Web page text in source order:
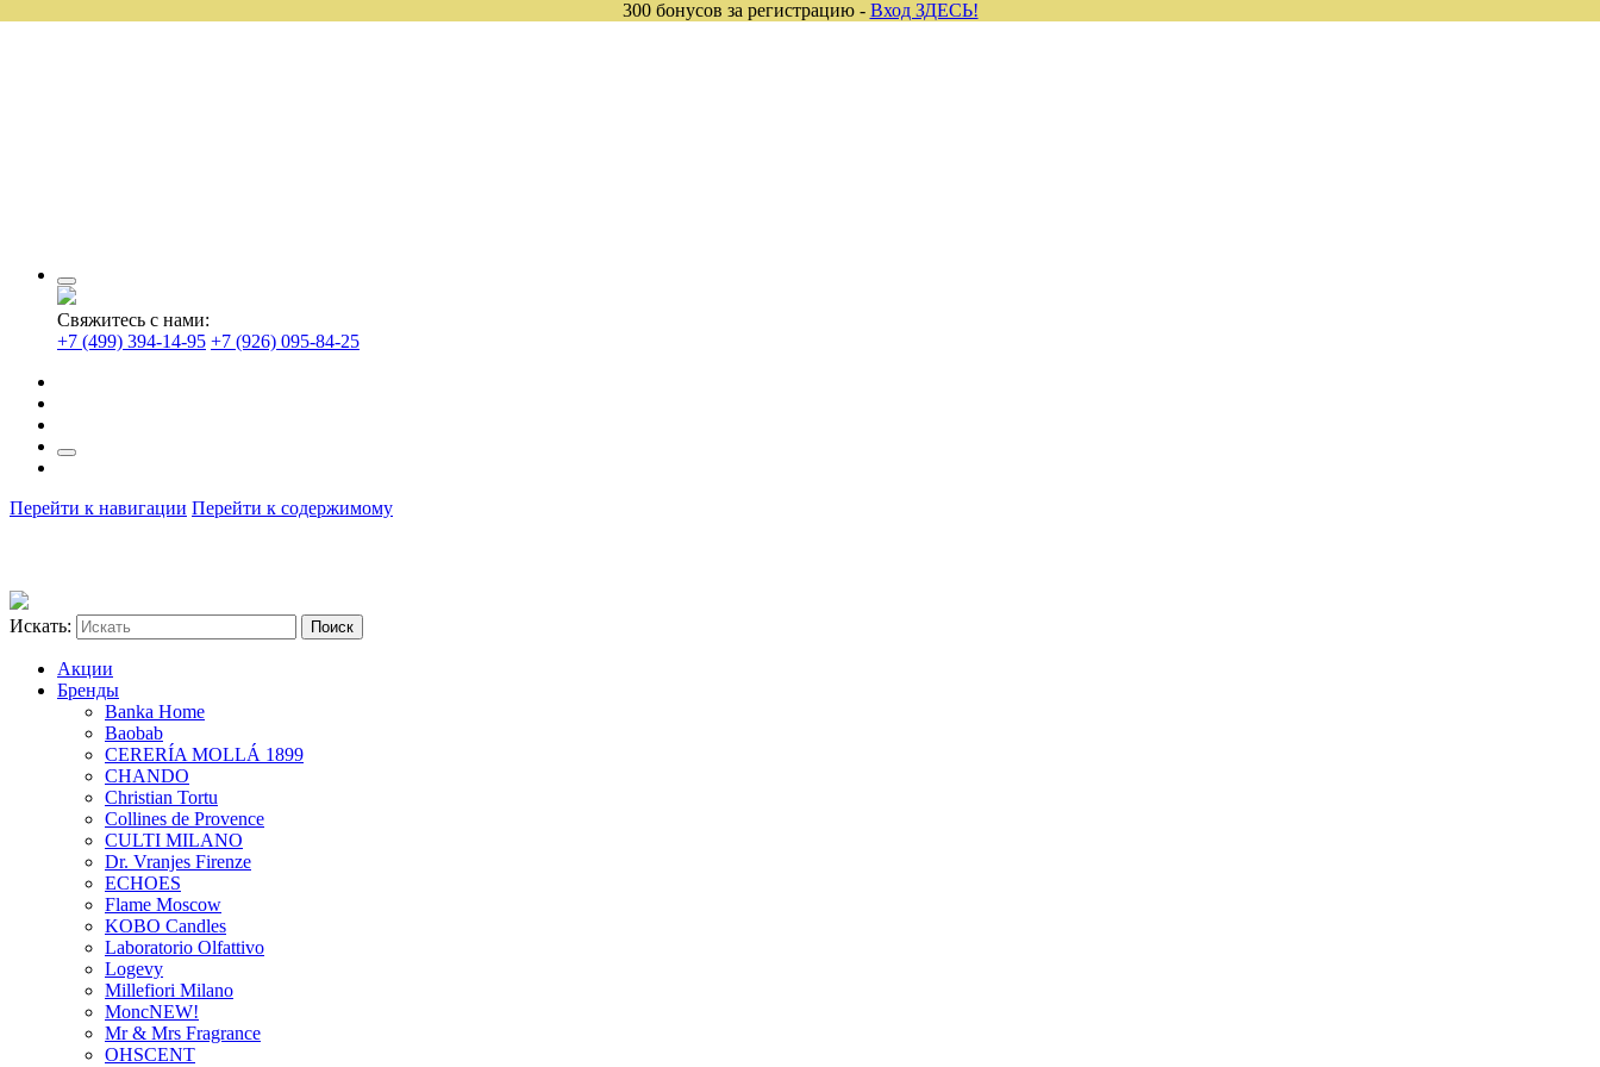
Свяжитесь с нами:
+7 (499) 394-14-95 +7 (926) 095-84-25
Перейти к навигации Перейти к содержимому
Искать:
Акции
Бренды
Banka Home
Baobab
CERERÍA MOLLÁ 1899
CHANDO
Christian Tortu
Collines de Provence
CULTI MILANO
Dr. Vranjes Firenze
ECHOES
Flame Moscow
KOBO Candles
Laboratorio Olfattivo
Logevy
Millefiori Milano
MoncNEW!
Mr & Mrs Fragrance
OHSCENT
300 бонусов за регистрацию - Вход ЗДЕСЬ!